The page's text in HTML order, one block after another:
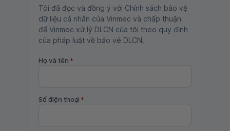
Tôi đã đọc và đồng ý với Chính sách bảo vệ
dữ liệu cá nhân của Vinmec và chấp thuận
để Vinmec xử lý DLCN của tôi theo quy định
của pháp luật về bảo vệ DLCN.
Họ và tên *
Số điện thoại *